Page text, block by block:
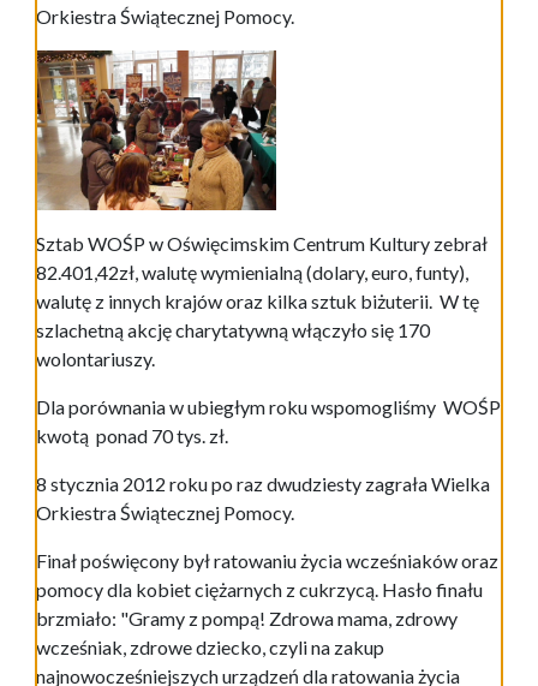
Orkiestra Świątecznej Pomocy.
Sztab WOŚP w Oświęcimskim Centrum Kultury zebrał
82.401,42zł, walutę wymienialną (dolary, euro, funty),
walutę z innych krajów oraz kilka sztuk biżuterii. W tę
szlachetną akcję charytatywną włączyło się 170
wolontariuszy.
Dla porównania w ubiegłym roku wspomogliśmy WOŚP
kwotą ponad 70 tys. zł.
8 stycznia 2012 roku po raz dwudziesty zagrała Wielka
Orkiestra Świątecznej Pomocy.
Finał poświęcony był ratowaniu życia wcześniaków oraz
pomocy dla kobiet ciężarnych z cukrzycą. Hasło finału
brzmiało: "Gramy z pompą! Zdrowa mama, zdrowy
wcześniak, zdrowe dziecko, czyli na zakup
najnowocześniejszych urządzeń dla ratowania życia